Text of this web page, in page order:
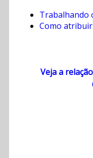
Trabalhando
Como
Veja a